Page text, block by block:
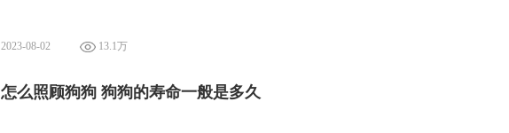
2023-08-02 13.1万
怎么照顾狗狗 狗狗的寿命一般是多久